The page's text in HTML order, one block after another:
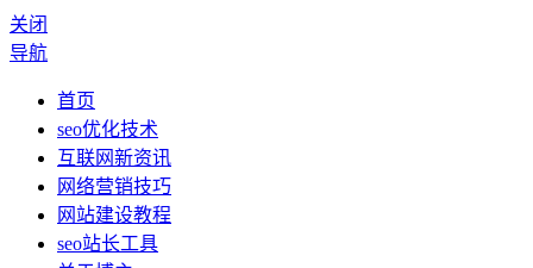
关闭
导航
首页
seo优化技术
互联网新资讯
网络营销技巧
网站建设教程
seo站长工具